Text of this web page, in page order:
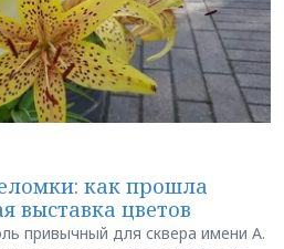
как прошла
выставка цветов
привычный для сквера имени А.